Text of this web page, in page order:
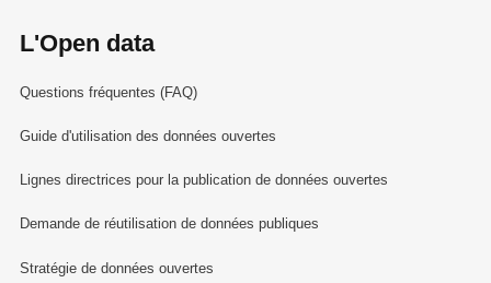
L'Open data
Questions fréquentes (FAQ)
Guide d'utilisation des données ouvertes
Lignes directrices pour la publication de données ouvertes
Demande de réutilisation de données publiques
Stratégie de données ouvertes